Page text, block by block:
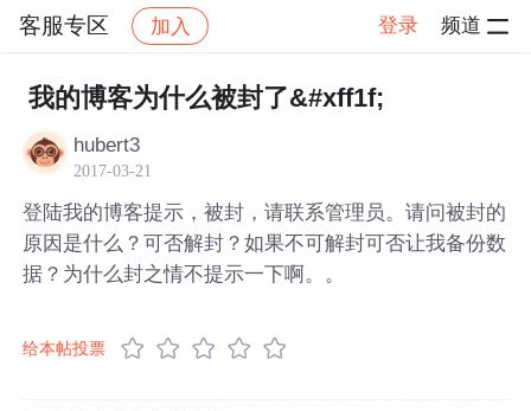
客服专区 加入 登录 频道
社区 客服专区 帖子详情
我的博客为什么被封了&#xff1f;
hubert3
2017-03-21
登陆我的博客提示，被封，请联系管理员。请问被封的
原因是什么？可否解封？如果不可解封可否让我备份数
据？为什么封之情不提示一下啊。。
给本帖投票